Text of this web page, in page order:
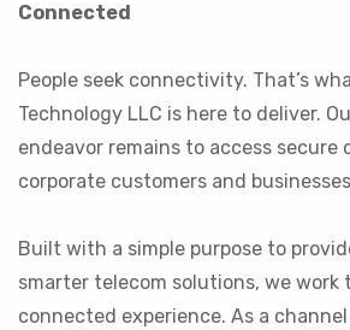
Connected
People seek connectivity. That’s
Technology LLC is here to deliver.
endeavor remains to access
corporate customers and
Built with a simple purpose to
smarter telecom solutions, we work
connected experience. As a